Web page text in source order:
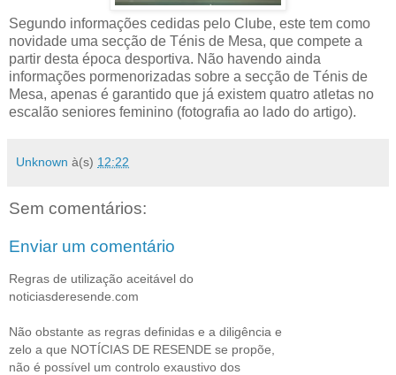
Segundo informações cedidas pelo Clube, este tem como
novidade uma secção de Ténis de Mesa, que compete a
partir desta época desportiva. Não havendo ainda
informações pormenorizadas sobre a secção de Ténis de
Mesa, apenas é garantido que já existem quatro atletas no
escalão seniores feminino (fotografia ao lado do artigo).
Unknown à(s) 12:22
Sem comentários:
Enviar um comentário
Regras de utilização aceitável do
noticiasderesende.com
Não obstante as regras definidas e a diligência e
zelo a que NOTÍCIAS DE RESENDE se propõe,
não é possível um controlo exaustivo dos